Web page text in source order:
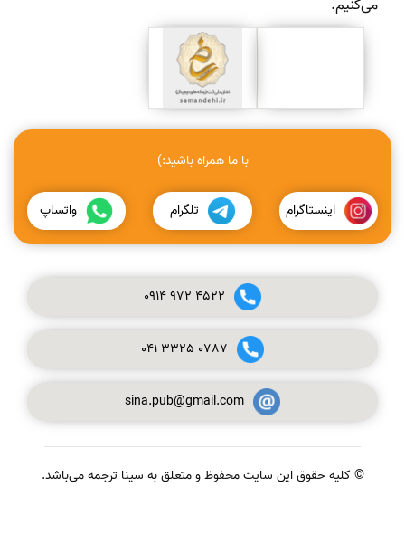
می‌کنیم.
با ما همراه باشید:)
اینستاگرام تلگرام واتساپ
0914972 4522
041 3325 0787
sina.pub@gmail.com
© کلیه حقوق این سایت محفوظ و متعلق به سینا ترجمه می‌باشد.